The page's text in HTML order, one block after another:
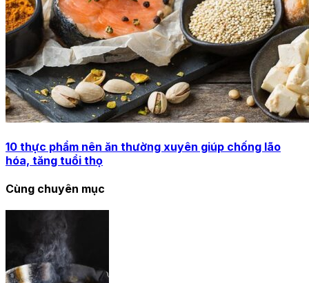
10 thực phẩm nên ăn thường xuyên giúp chống lão
hóa, tăng tuổi thọ
Cùng chuyên mục